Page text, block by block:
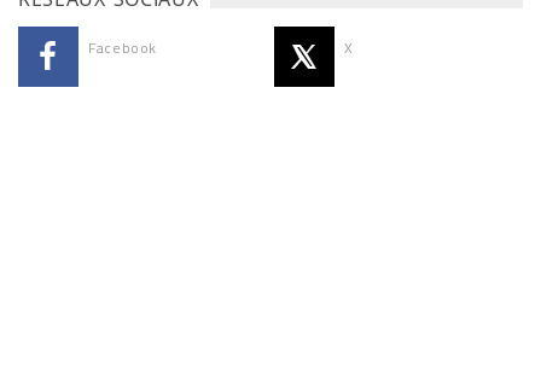
Facebook X